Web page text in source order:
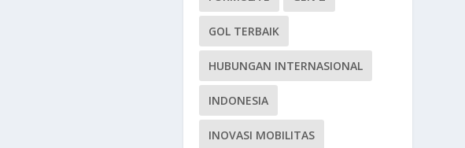
GOL TERBAIK
HUBUNGAN INTERNASIONAL
INDONESIA
INOVASI MOBILITAS